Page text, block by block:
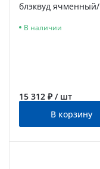
блэквуд ячменный/
В наличии
15 312 ₽ / шт
В корзину